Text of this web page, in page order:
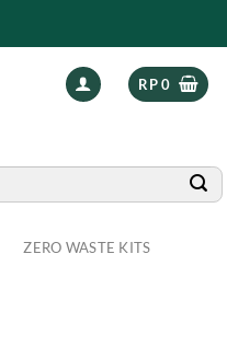
RP0
ZERO WASTE KITS